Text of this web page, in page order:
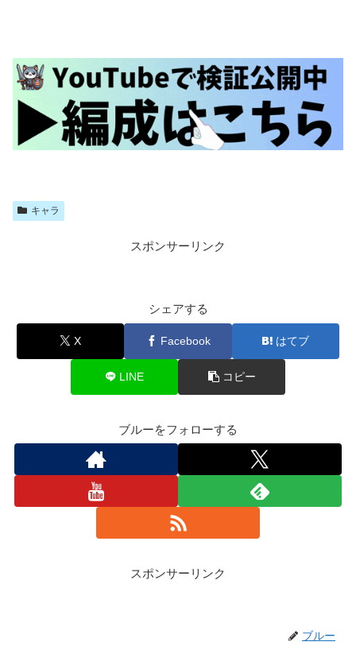
キャラ
スポンサーリンク
シェアする
X Facebook はてブ
LINE コピー
ブルーをフォローする
スポンサーリンク
ブルー